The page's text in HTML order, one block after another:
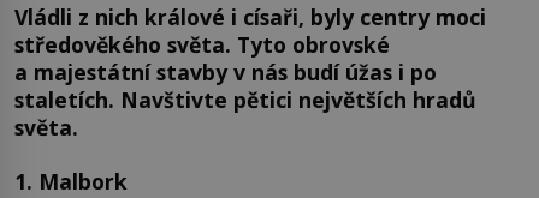
Vládli z nich králové i císaři, byly centry moci
středověkého světa. Tyto obrovské
a majestátní stavby v nás budí úžas i po
staletích. Navštivte pětici největších hradů
světa.
1. Malbork